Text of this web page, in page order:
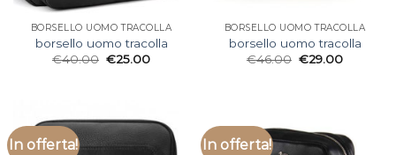
BORSELLO UOMO TRACOLLA
borsello uomo tracolla
€40.00 €25.00
BORSELLO UOMO TRACOLLA
borsello uomo tracolla
€46.00 €29.00
In offerta! In offerta!